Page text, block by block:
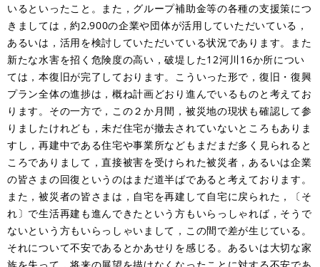
いるといったこと。また，グループ補助金等の各種の支援策につ
きましては，約2,900の企業や団体が活用していただいている，
あるいは，活用を検討していただいている状況であります。また
新たな水害を招く危険度の高い，破堤した12河川16か所につい
ては，本復旧が完了しております。こういった形で，復旧・復興
プラン全体の進捗は，概ね計画どおり進んでいるものと考えてお
ります。その一方で，この２か月間，被災地の現状も確認して参
りましたけれども，未だ住宅が撤去されていないところもありま
すし，再建中である住宅や事業所などもまだまだ多く見られると
ころでありまして，直接被害を受けられた被災者，あるいは企業
の皆さまの回復というのはまだ道半ばであると考えております。
また，被災者の皆さまは，自宅を再建して自宅に戻られた，〔そ
れ〕で生活再建も進んできたという方もいらっしゃれば，そうで
ないという方もいらっしゃいまして，この間で差が生じている。
それについて不安であるとかあせりを感じる。あるいは大切な家